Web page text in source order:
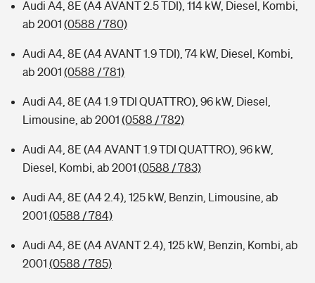
Audi A4, 8E (A4 AVANT 2.5 TDI), 114 kW, Diesel, Kombi,
ab 2001 (0588 / 780)
Audi A4, 8E (A4 AVANT 1.9 TDI), 74 kW, Diesel, Kombi,
ab 2001 (0588 / 781)
Audi A4, 8E (A4 1.9 TDI QUATTRO), 96 kW, Diesel,
Limousine, ab 2001 (0588 / 782)
Audi A4, 8E (A4 AVANT 1.9 TDI QUATTRO), 96 kW,
Diesel, Kombi, ab 2001 (0588 / 783)
Audi A4, 8E (A4 2.4), 125 kW, Benzin, Limousine, ab
2001 (0588 / 784)
Audi A4, 8E (A4 AVANT 2.4), 125 kW, Benzin, Kombi, ab
2001 (0588 / 785)